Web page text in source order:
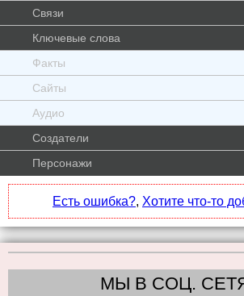
Связи
Ключевые слова
Факты
Сайты
Аудио
Создатели
Персонажи
Есть ошибка?, Хотите что-то
МЫ В СОЦ.